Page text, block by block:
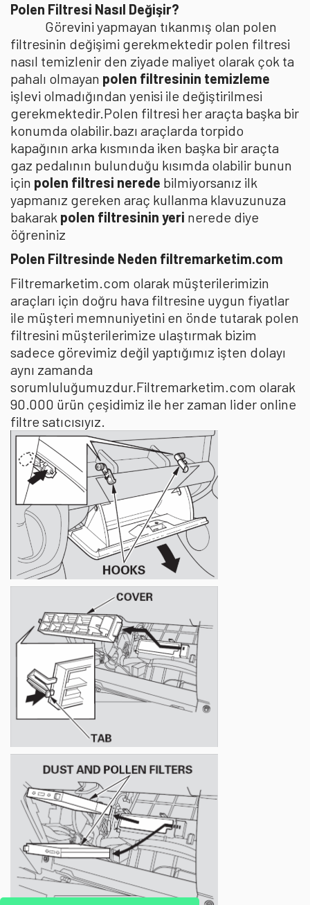
Polen Filtresi Nasıl Değişir?
Görevini yapmayan tıkanmış olan polen
filtresinin değişimi gerekmektedir polen filtresi
nasıl temizlenir den ziyade maliyet olarak çok ta
pahalı olmayan polen filtresinin temizleme
işlevi olmadığından yenisi ile değiştirilmesi
gerekmektedir.Polen filtresi her araçta başka bir
konumda olabilir.bazı araçlarda torpido
kapağının arka kısmında iken başka bir araçta
gaz pedalının bulunduğu kısımda olabilir bunun
için polen filtresi nerede bilmiyorsanız ilk
yapmanız gereken araç kullanma klavuzunuza
bakarak polen filtresinin yeri nerede diye
öğreniniz
Polen Filtresinde Neden filtremarketim.com
Filtremarketim.com olarak müşterilerimizin
araçları için doğru hava filtresine uygun fiyatlar
ile müşteri memnuniyetini en önde tutarak polen
filtresini müşterilerimize ulaştırmak bizim
sadece görevimiz değil yaptığımız işten dolayı
aynı zamanda
sorumluluğumuzdur.Filtremarketim.com olarak
90.000 ürün çeşidimiz ile her zaman lider online
filtre satıcısıyız.